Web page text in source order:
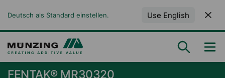
Deutsch als Standard einstellen. Use English
FENTAK® MR30320